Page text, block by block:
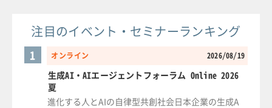
注目のイベント・セミナーランキング
オンライン 2026/08/19
1
生成AI・AIエージェントフォーラム Online 2026
夏
進化する人とAIの自律型共創社会日本企業の生成A